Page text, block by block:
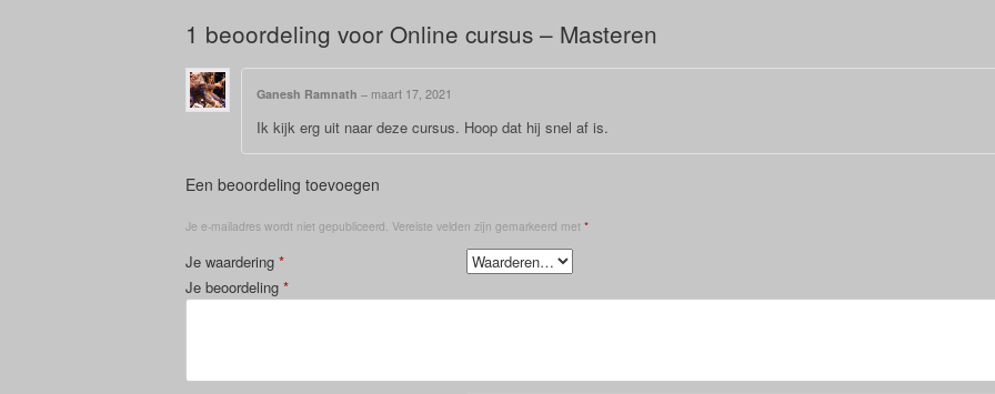
1 beoordeling voor Online cursus – Masteren
Ganesh Ramnath – maart 17, 2021
Ik kijk erg uit naar deze cursus. Hoop dat hij snel af is.
Een beoordeling toevoegen
Je e-mailadres wordt niet gepubliceerd. Vereiste velden zijn gemarkeerd met *
Je waardering *
Je beoordeling *